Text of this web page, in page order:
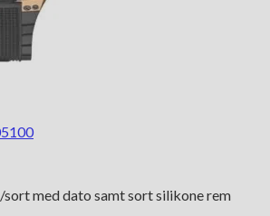
med dato samt sort silikone rem